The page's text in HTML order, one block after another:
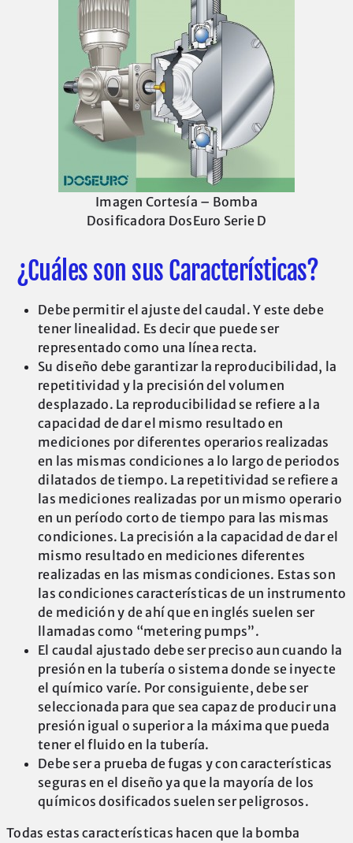
Imagen Cortesía – Bomba
Dosificadora DosEuro Serie D
¿Cuáles son sus Características?
Debe permitir el ajuste del caudal. Y este debe
tener linealidad. Es decir que puede ser
representado como una línea recta.
Su diseño debe garantizar la reproducibilidad, la
repetitividad y la precisión del volumen
desplazado. La reproducibilidad se refiere a la
capacidad de dar el mismo resultado en
mediciones por diferentes operarios realizadas
en las mismas condiciones a lo largo de periodos
dilatados de tiempo. La repetitividad se refiere a
las mediciones realizadas por un mismo operario
en un período corto de tiempo para las mismas
condiciones. La precisión a la capacidad de dar el
mismo resultado en mediciones diferentes
realizadas en las mismas condiciones. Estas son
las condiciones características de un instrumento
de medición y de ahí que en inglés suelen ser
llamadas como “metering pumps”.
El caudal ajustado debe ser preciso aun cuando la
presión en la tubería o sistema donde se inyecte
el químico varíe. Por consiguiente, debe ser
seleccionada para que sea capaz de producir una
presión igual o superior a la máxima que pueda
tener el fluido en la tubería.
Debe ser a prueba de fugas y con características
seguras en el diseño ya que la mayoría de los
químicos dosificados suelen ser peligrosos.
Todas estas características hacen que la bomba